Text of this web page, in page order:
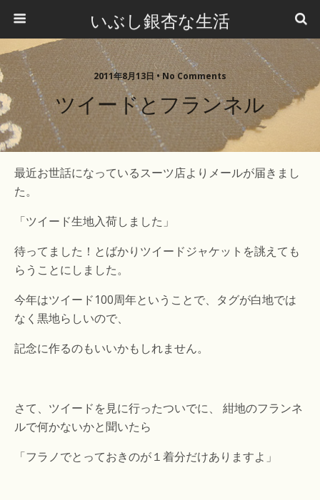
いぶし銀杏な生活
2011年8月13日 •No Comments
ツイードとフランネル
最近お世話になっているスーツ店よりメールが届きまし
た。
「ツイード生地入荷しました」
待ってました！とばかりツイードジャケットを誂えても
らうことにしました。
今年はツイード100周年ということで、タグが白地では
なく黒地らしいので、
記念に作るのもいいかもしれません。
さて、ツイードを見に行ったついでに、 紺地のフランネ
ルで何かないかと聞いたら
「フラノでとっておきのが１着分だけありますよ」